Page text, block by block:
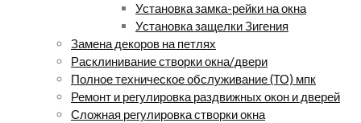
Установка замка-рейки на окна
Установка защелки Зигения
Замена декоров на петлях
Расклинивание створки окна/двери
Полное техническое обслуживание (ТО) мпк
Ремонт и регулировка раздвижных окон и дверей
Сложная регулировка створки окна